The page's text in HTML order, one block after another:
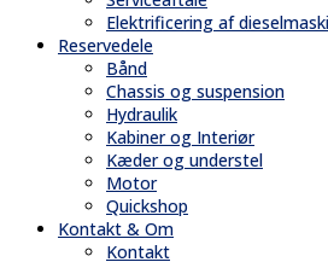
Elektrificering af
Reservedele
Bånd
Chassis og suspension
Hydraulik
Kabiner og Interiør
Kæder og understel
Motor
Quickshop
Kontakt & Om
Kontakt